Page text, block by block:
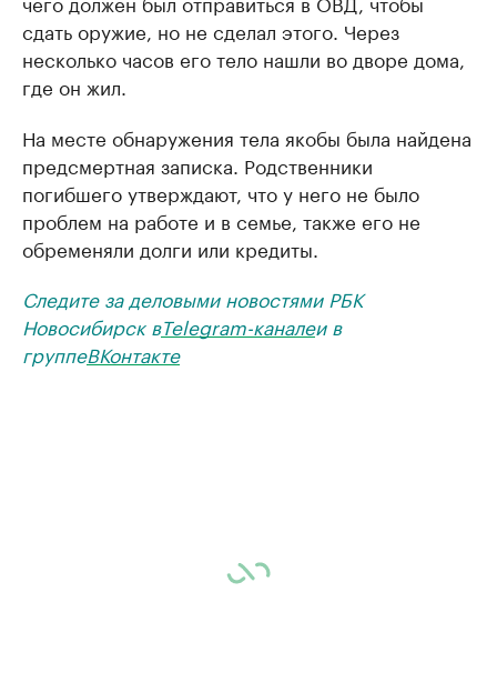
сдать оружие, но не сделал этого. Через
несколько часов его тело нашли во дворе дома,
где он жил.
На месте обнаружения тела якобы была найдена
предсмертная записка. Родственники
погибшего утверждают, что у него не было
проблем на работе и в семье, также его не
обременяли долги или кредиты.
Следите за деловыми новостями РБК
Новосибирск вTelegram-каналеи в
группеВКонтакте